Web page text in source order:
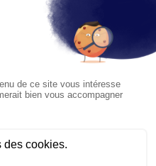
d'été 2026 de KTO
du pape Léon
à suivre sur KTO le
Uruguay, Argentine et
au 17 novembre 2026